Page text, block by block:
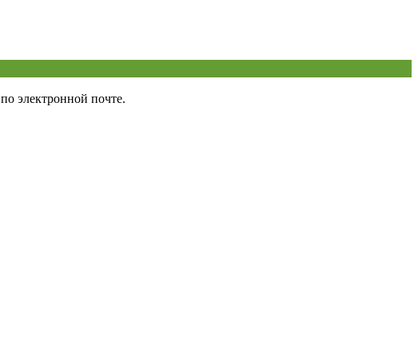
электронной почте.